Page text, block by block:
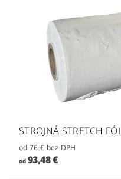
STROJNÁ STRETCH
od 76 € bez DPH
od93,48 €